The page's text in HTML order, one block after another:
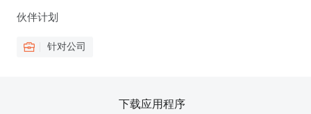
伙伴计划
针对公司
下载应用程序